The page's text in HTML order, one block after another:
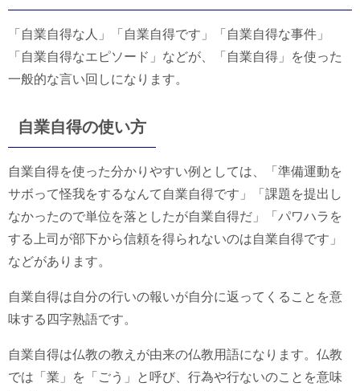
「自業自得な人」「自業自得です」「自業自得な事件」
「自業自得なエピソード」などが、「自業自得」を使った
一般的な言い回しになります。
自業自得の使い方
自業自得を使った分かりやすい例としては、「準備運動を
サボって怪我をするなんて自業自得です」「課題を提出し
なかったので単位を落としたが自業自得だ」「パワハラを
する上司が部下から信頼を得られないのは自業自得です」
などがあります。
自業自得は自分の行いの報いが自分に返ってくることを意
味する四字熟語です。
自業自得は仏教の教えが由来の仏教用語になります。仏教
では「業」を「ごう」と呼び、行為や行ないのことを意味